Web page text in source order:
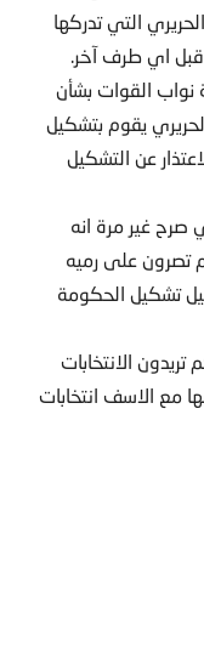
التي تدركها
قبل اي طرف آخر.
نواب القوات بشأن
يقوم بتشكيل
عن التشكيل
صرح غير مرة انه
تصرون على رميه
تشكيل الحكومة
الانتخابات
مع الاسف انتخابات